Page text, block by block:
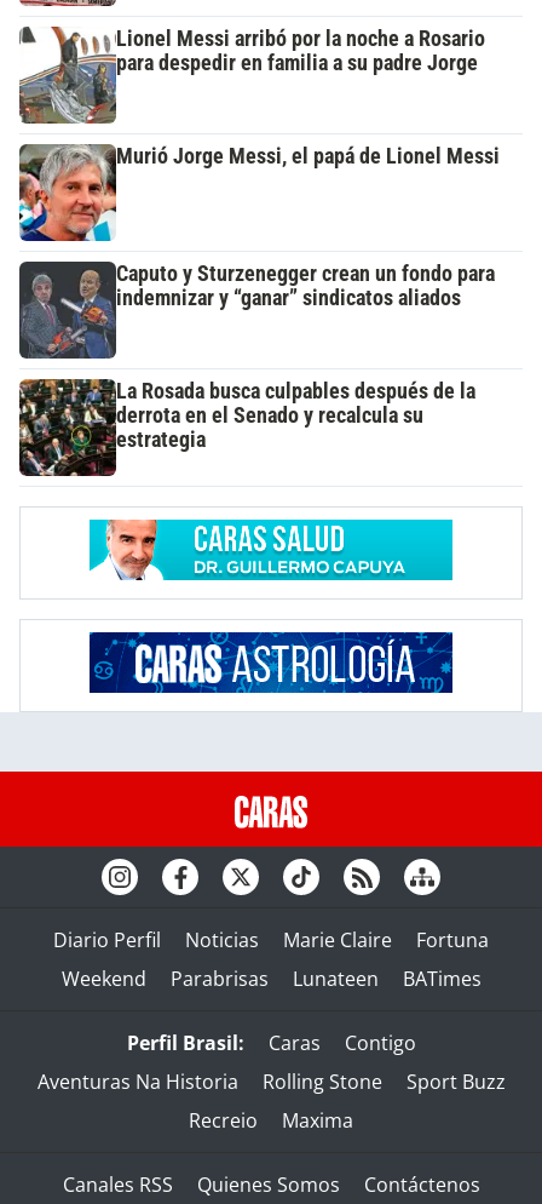
Lionel Messi arribó por la noche a Rosario
para despedir en familia a su padre Jorge
Murió Jorge Messi, el papá de Lionel Messi
Caputo y Sturzenegger crean un fondo para
indemnizar y “ganar” sindicatos aliados
La Rosada busca culpables después de la
derrota en el Senado y recalcula su
estrategia
Diario Perfil Noticias Marie Claire
Fortuna
Weekend
Parabrisas Lunateen BATimes
Perfil Brasil: Caras
Contigo
Aventuras Na Historia
Rolling Stone
Sport Buzz
Recreio
Maxima
Canales RSS Quienes Somos Contáctenos